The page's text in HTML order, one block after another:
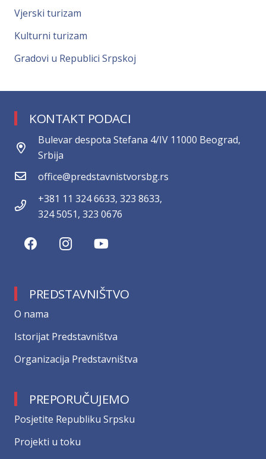
Vjerski turizam
Kulturni turizam
Gradovi u Republici Srpskoj
KONTAKT PODACI
Bulevar despota Stefana 4/IV 11000 Beograd,
Srbija
office@predstavnistvorsbg.rs
+381 11 324 6633, 323 8633,
324 5051, 323 0676
PREDSTAVNIŠTVO
О nama
Istorijat Predstavništva
Organizacija Predstavništva
PREPORUČUJEMO
Posjetite Republiku Srpsku
Projekti u toku